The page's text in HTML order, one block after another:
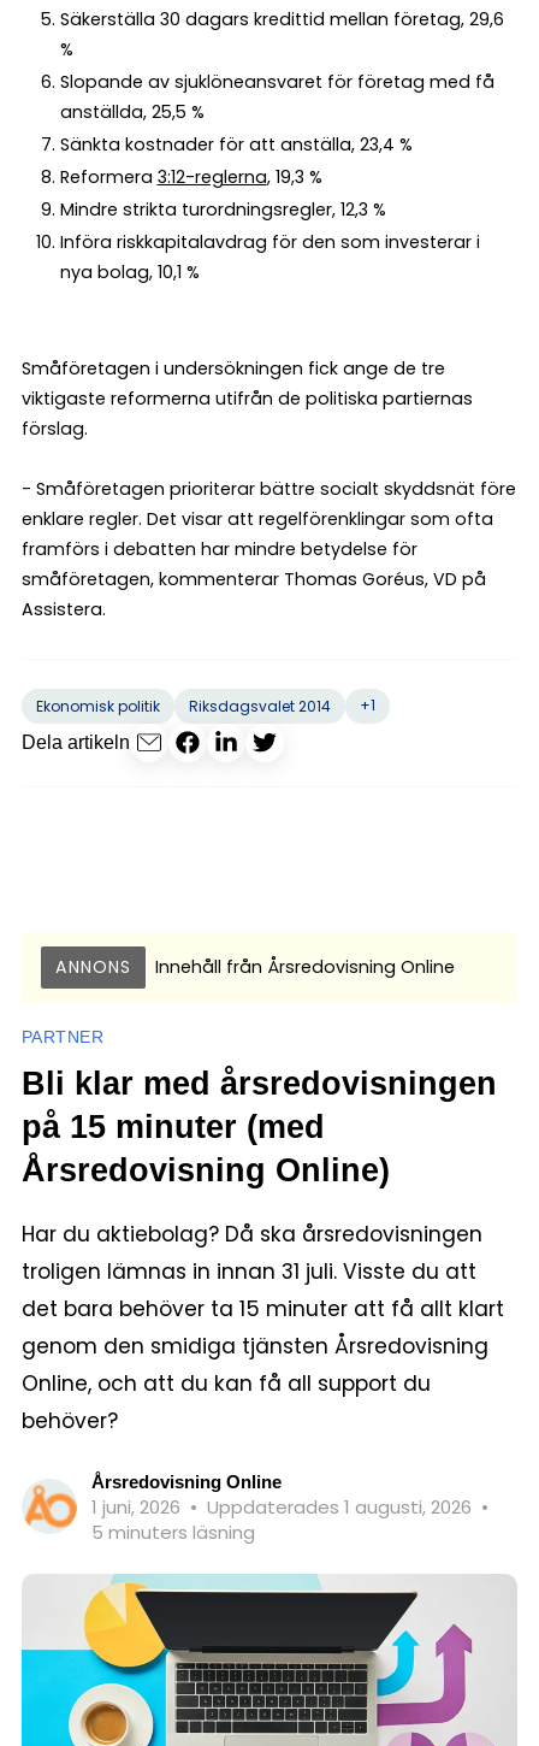
Säkerställa 30 dagars kredittid mellan företag, 29,6
%
Slopande av sjuklöneansvaret för företag med få
anställda, 25,5 %
Sänkta kostnader för att anställa, 23,4 %
Reformera 3:12-reglerna, 19,3 %
Mindre strikta turordningsregler, 12,3 %
Införa riskkapitalavdrag för den som investerar i
nya bolag, 10,1 %
Småföretagen i undersökningen fick ange de tre
viktigaste reformerna utifrån de politiska partiernas
förslag.
- Småföretagen prioriterar bättre socialt skyddsnät före
enklare regler. Det visar att regelförenklingar som ofta
framförs i debatten har mindre betydelse för
småföretagen, kommenterar Thomas Goréus, VD på
Assistera.
Ekonomisk politik Riksdagsvalet 2014
+1
Dela artikeln
ANNONS Innehåll från Årsredovisning Online
PARTNER
Bli klar med årsredovisningen
på 15 minuter (med
Årsredovisning Online)
Har du aktiebolag? Då ska årsredovisningen
troligen lämnas in innan 31 juli. Visste du att
det bara behöver ta 15 minuter att få allt klart
genom den smidiga tjänsten Årsredovisning
Online, och att du kan få all support du
behöver?
Årsredovisning Online
1 juni, 2026 • Uppdaterades 1 augusti, 2026 •
5 minuters läsning